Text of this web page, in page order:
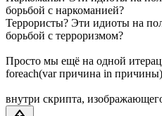
борьбой с наркоманией?
Террористы? Эти идиоты на
борьбой с терроризмом?
Просто мы ещё на одной
foreach(var причина in
внутри скрипта,